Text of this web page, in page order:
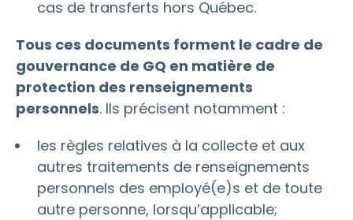
cas de transferts hors Québec.
Tous ces documents forment le cadre de
gouvernance de GQ en matière de
protection des renseignements
personnels. Ils précisent notamment :
les règles relatives à la collecte et aux
autres traitements de renseignements
personnels des employé(e)s et de toute
autre personne, lorsqu’applicable;